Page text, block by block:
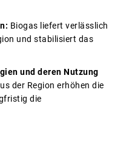
Biogas liefert verlässlich
und stabilisiert das
und deren Nutzung
der Region erhöhen die
die